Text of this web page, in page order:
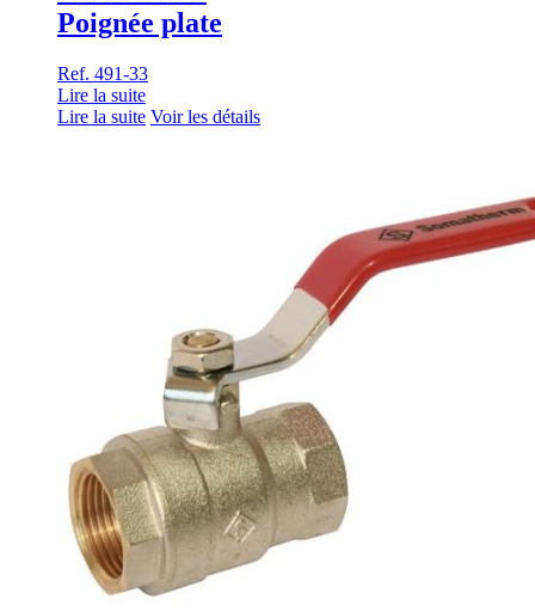
Poignée plate
Ref. 491-33
Lire la suite
Lire la suite Voir les détails